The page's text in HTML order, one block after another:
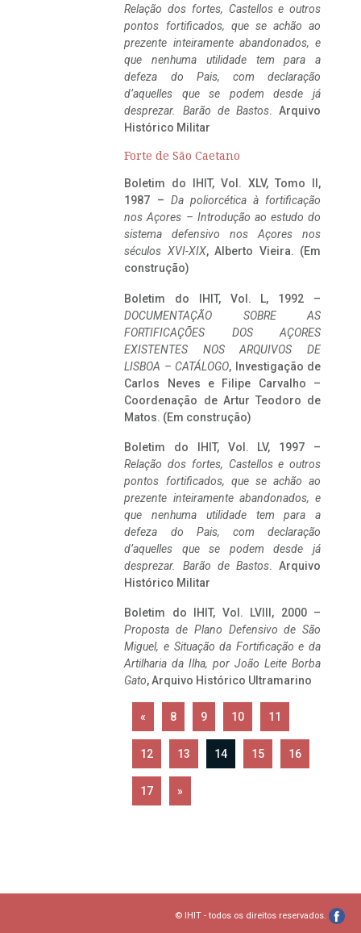
Relação dos fortes, Castellos e outros
pontos fortificados, que se achão ao
prezente inteiramente abandonados, e
que nenhuma utilidade tem para a
defeza do Pais, com declaração
d’aquelles que se podem desde já
desprezar. Barão de Bastos. Arquivo
Histórico Militar
Forte de São Caetano
Boletim do IHIT, Vol. XLV, Tomo II,
1987 – Da poliorcética à fortificação
nos Açores – Introdução ao estudo do
sistema defensivo nos Açores nos
séculos XVI-XIX, Alberto Vieira. (Em
construção)
Boletim do IHIT, Vol. L, 1992 –
DOCUMENTAÇÃO SOBRE AS
FORTIFICAÇÕES DOS AÇORES
EXISTENTES NOS ARQUIVOS DE
LISBOA – CATÁLOGO, Investigação de
Carlos Neves e Filipe Carvalho –
Coordenação de Artur Teodoro de
Matos. (Em construção)
Boletim do IHIT, Vol. LV, 1997 –
Relação dos fortes, Castellos e outros
pontos fortificados, que se achão ao
prezente inteiramente abandonados, e
que nenhuma utilidade tem para a
defeza do Pais, com declaração
d’aquelles que se podem desde já
desprezar. Barão de Bastos. Arquivo
Histórico Militar
Boletim do IHIT, Vol. LVIII, 2000 –
Proposta de Plano Defensivo de São
Miguel, e Situação da Fortificação e da
Artilharia da Ilha, por João Leite Borba
Gato, Arquivo Histórico Ultramarino
« 8 9 10 11
12 13 14 15 16
17 »
© IHIT - todos os direitos reservados.